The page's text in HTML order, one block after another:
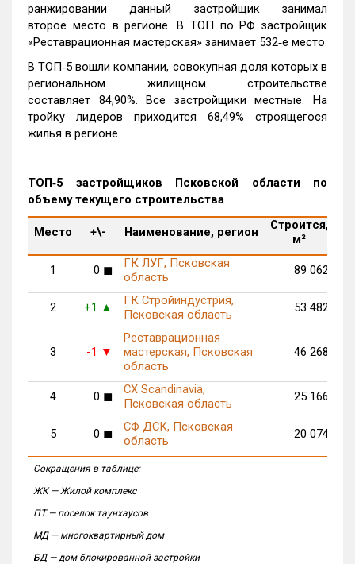
ранжировании данный застройщик занимал
второе место в регионе. В ТОП по РФ застройщик
«Реставрационная мастерская» занимает 532‑е место.
В ТОП‑5 вошли компании, совокупная доля которых в
региональном жилищном строительстве
составляет 84,90%. Все застройщики местные. На
тройку лидеров приходится 68,49% строящегося
жилья в регионе.
ТОП‑5 застройщиков Псковской области по
объему текущего строительства
Место +\- Наименование, регион
Строится,
м²
1 0 ◼
ГК ЛУГ, Псковская
область
89 062
2 +1 ▲
ГК Стройиндустрия,
Псковская область
53 482
3 -1 ▼
Реставрационная
мастерская, Псковская
область
46 268
4 0 ◼
СХ Scandinavia,
Псковская область
25 166
5 0 ◼
СФ ДСК, Псковская
область
20 074
Сокращения в таблице:
ЖК — Жилой комплекс
ПТ — поселок таунхаусов
МД — многоквартирный дом
БД — дом блокированной застройки